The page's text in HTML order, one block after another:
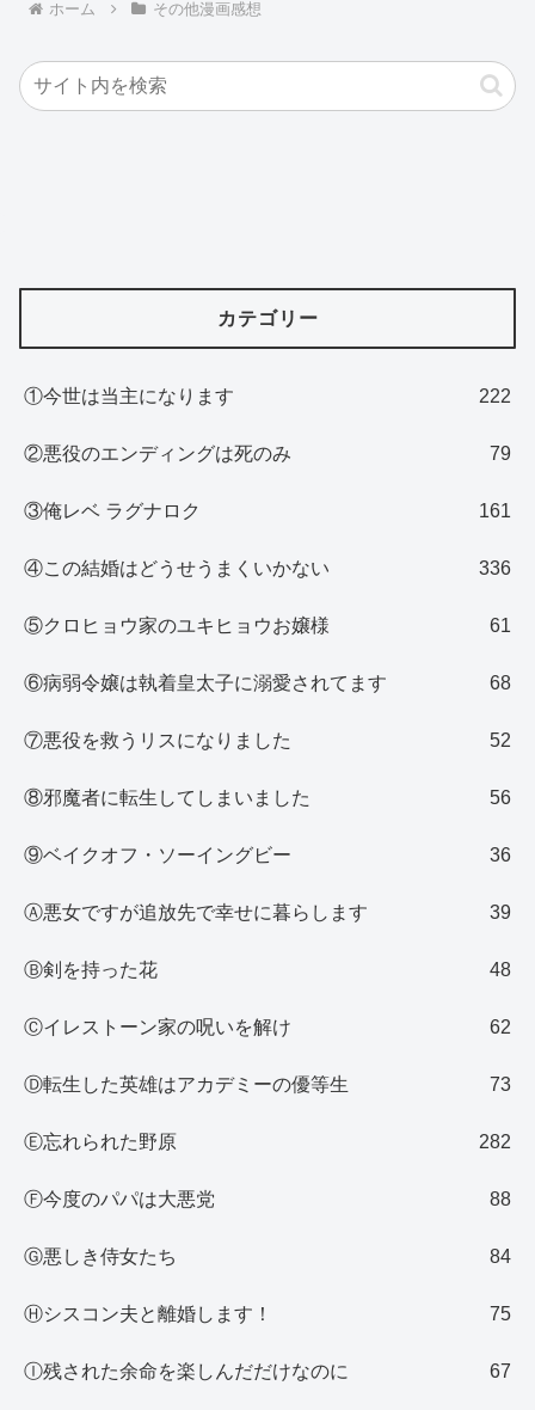
ホーム その他漫画感想
カテゴリー
①今世は当主になります 222
②悪役のエンディングは死のみ 79
③俺レベ ラグナロク 161
④この結婚はどうせうまくいかない 336
⑤クロヒョウ家のユキヒョウお嬢様 61
⑥病弱令嬢は執着皇太子に溺愛されてます 68
⑦悪役を救うリスになりました 52
⑧邪魔者に転生してしまいました 56
⑨ベイクオフ・ソーイングビー 36
Ⓐ悪女ですが追放先で幸せに暮らします 39
Ⓑ剣を持った花 48
Ⓒイレストーン家の呪いを解け 62
Ⓓ転生した英雄はアカデミーの優等生 73
Ⓔ忘れられた野原 282
Ⓕ今度のパパは大悪党 88
Ⓖ悪しき侍女たち 84
Ⓗシスコン夫と離婚します！ 75
Ⓘ残された余命を楽しんだだけなのに 67